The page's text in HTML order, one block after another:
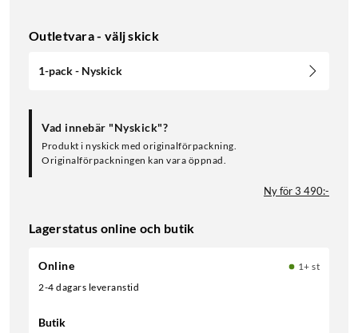
Outletvara - välj skick
1-pack - Nyskick
Vad innebär "Nyskick"?
Produkt i nyskick med originalförpackning.
Originalförpackningen kan vara öppnad.
Ny för 3 490:-
Lagerstatus online och butik
Online
1+ st
2-4 dagars leveranstid
Butik